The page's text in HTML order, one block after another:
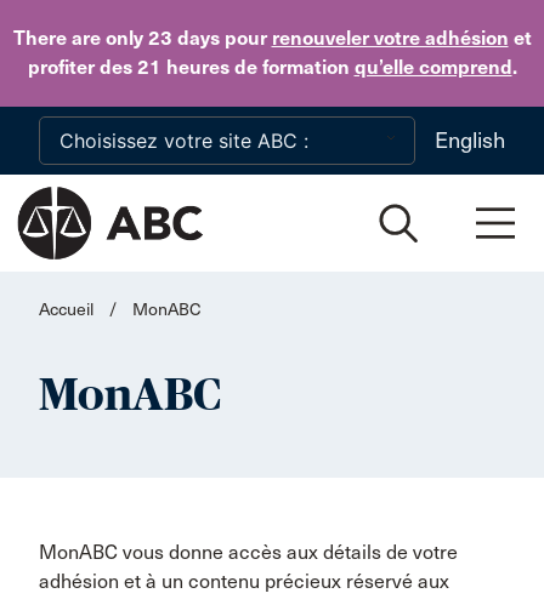
There are only 23 dayspour renouveler votre adhésion et
profiter des 21 heures de formation qu’elle comprend.
Skip to main content
English
Accueil / MonABC
MonABC
MonABC vous donne accès aux détails de votre
adhésion et à un contenu précieux réservé aux